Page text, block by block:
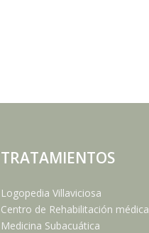
TRATAMIENTOS
Logopedia Villaviciosa
Centro de Rehabilitación médica
Medicina Subacuática